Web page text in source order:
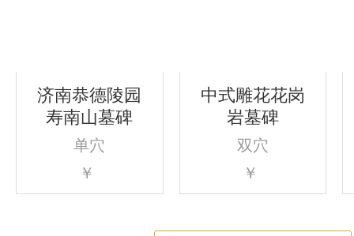
济南恭德陵园
寿南山墓碑
单穴
￥
中式雕花花岗
岩墓碑
双穴
￥